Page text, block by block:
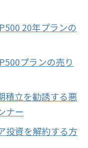
20年プランの
プランの売り
積立を勧誘する悪
ナー
投資を解約する方